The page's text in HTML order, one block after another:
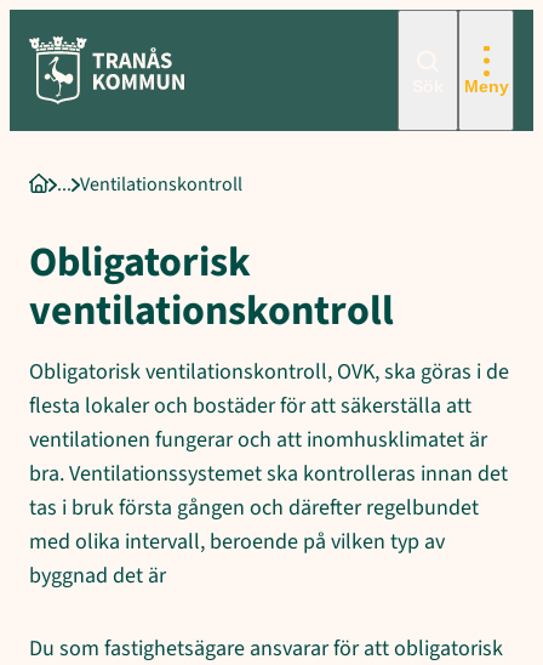
innehåll
Meny
StartsidaVentilationskontroll
Obligatorisk
ventilationskontroll
Obligatorisk ventilationskontroll, OVK, ska göras i de
flesta lokaler och bostäder för att säkerställa att
ventilationen fungerar och att inomhusklimatet är
bra. Ventilationssystemet ska kontrolleras innan det
tas i bruk första gången och därefter regelbundet
med olika intervall, beroende på vilken typ av
byggnad det är
Du som fastighetsägare ansvarar för att obligatorisk